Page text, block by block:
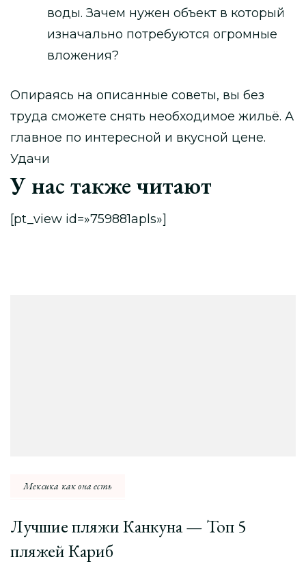
воды. Зачем нужен объект в который
изначально потребуются огромные
вложения?
Опираясь на описанные советы, вы без
труда сможете снять необходимое жильё. А
главное по интересной и вкусной цене.
Удачи
У нас также читают
[pt_view id=»759881apls»]
Мексика как она есть
Лучшие пляжи Канкуна — Топ 5
пляжей Кариб